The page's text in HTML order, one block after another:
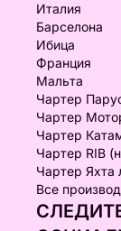
Италия
Барселона
Ибица
Франция
Мальта
Чартер
Чартер
Чартер
Чартер RIB
Чартер Яхта
Все